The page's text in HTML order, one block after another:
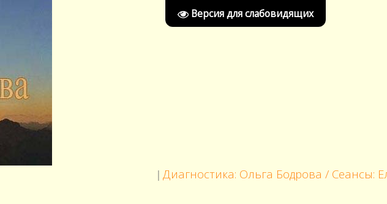
Версия для слабовидящих
Диагностика: Ольга Бодрова / Сеансы: